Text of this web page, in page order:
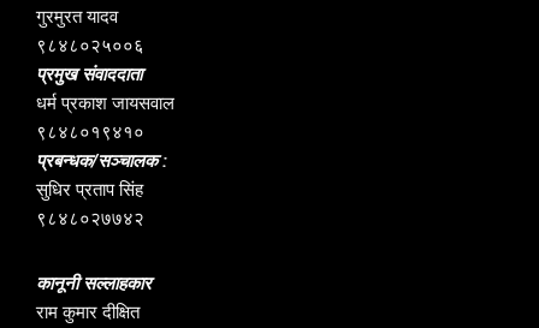
गुरमुरत यादव
९८४८०२५००६
प्रमुख संवाददाता
धर्म प्रकाश जायसवाल
९८४८०१९४१०
प्रबन्धक/सञ्चालक :
सुधिर प्रताप सिंह
९८४८०२७७४२
कानूनी सल्लाहकार
राम कुमार दीक्षित